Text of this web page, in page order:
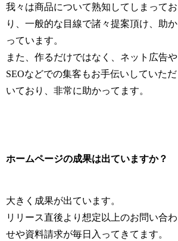
我々は商品について熟知してしまってお
り、一般的な目線で諸々提案頂け、助か
っています。
また、作るだけではなく、ネット広告や
SEOなどでの集客もお手伝いしていただ
いており、非常に助かってます。
ホームページの成果は出ていますか？
大きく成果が出ています。
リリース直後より想定以上のお問い合わ
せや資料請求が毎日入ってきてます。